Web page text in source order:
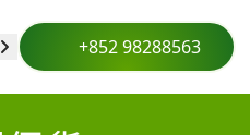
們 +852 98288563